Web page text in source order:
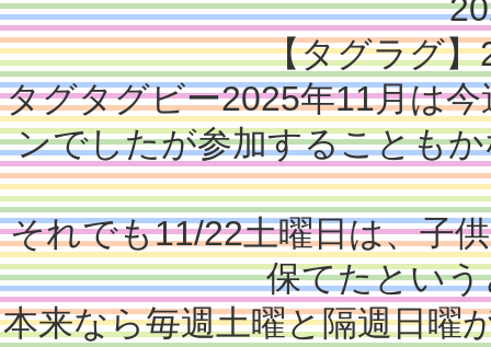
【タグラグ】
タグタグビー2025年11月は
ンでしたが参加することも
それでも11/22土曜日は、子
保てたとい
本来なら毎週土曜と隔週日曜